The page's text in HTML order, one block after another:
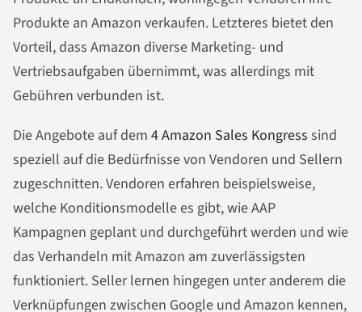
Produkte an Amazon verkaufen. Letzteres bietet den
Vorteil, dass Amazon diverse Marketing- und
Vertriebsaufgaben übernimmt, was allerdings mit
Gebühren verbunden ist.
Die Angebote auf dem 4 Amazon Sales Kongress sind
speziell auf die Bedürfnisse von Vendoren und Sellern
zugeschnitten. Vendoren erfahren beispielsweise,
welche Konditionsmodelle es gibt, wie AAP
Kampagnen geplant und durchgeführt werden und wie
das Verhandeln mit Amazon am zuverlässigsten
funktioniert. Seller lernen hingegen unter anderem die
Verknüpfungen zwischen Google und Amazon kennen,